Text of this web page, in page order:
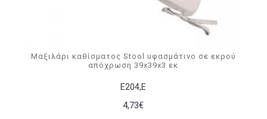
Ε204,Ε
Μαξιλάρι καθίσματος Stool υφασμάτινο σε εκρού
απόχρωση 39x39x3 εκ
4,73€